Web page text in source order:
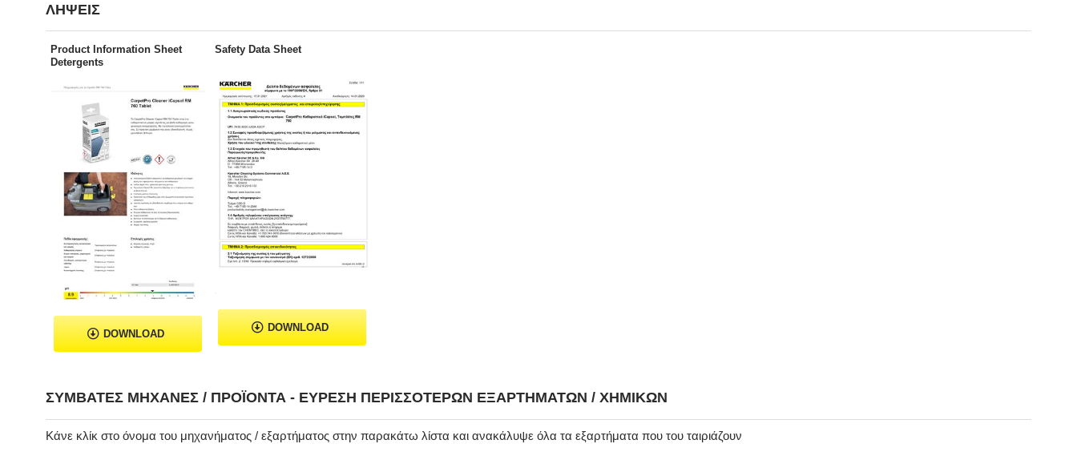
ΛΗΨΕΙΣ
Product Information Sheet
Detergents
DOWNLOAD
Safety Data Sheet
DOWNLOAD
ΣΥΜΒΑΤΈΣ ΜΗΧΑΝΈΣ / ΠΡΟΪΌΝΤΑ - ΕΎΡΕΣΗ ΠΕΡΙΣΣΌΤΕΡΩΝ ΕΞΑΡΤΗΜΆΤΩΝ / ΧΗΜΙΚΏΝ
Κάνε κλίκ στο όνομα του μηχανήματος / εξαρτήματος στην παρακάτω λίστα και ανακάλυψε όλα τα εξαρτήματα που του ταιριάζουν